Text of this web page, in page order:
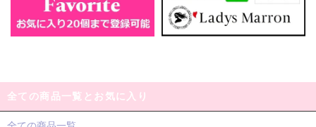
全ての商品一覧とお気に入り